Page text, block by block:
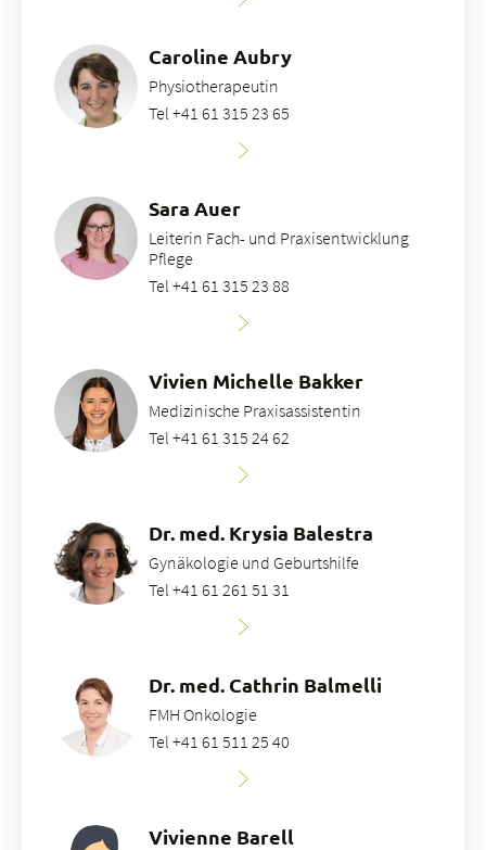
Caroline Aubry
Physiotherapeutin
Tel +41 61 315 23 65
Sara Auer
Leiterin Fach- und Praxisentwicklung
Pflege
Tel +41 61 315 23 88
Vivien Michelle Bakker
Medizinische Praxisassistentin
Tel +41 61 315 24 62
Dr. med. Krysia Balestra
Gynäkologie und Geburtshilfe
Tel +41 61 261 51 31
Dr. med. Cathrin Balmelli
FMH Onkologie
Tel +41 61 511 25 40
Vivienne Barell